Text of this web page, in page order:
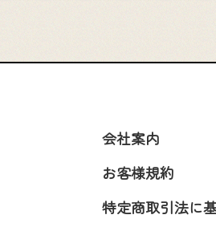
会社案内
お客様規約
特定商取引法に